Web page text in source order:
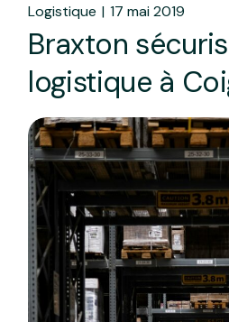
Logistique 17 mai 2019
Braxton
logistique à